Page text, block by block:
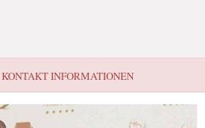
KONTAKT INFORMATIONEN